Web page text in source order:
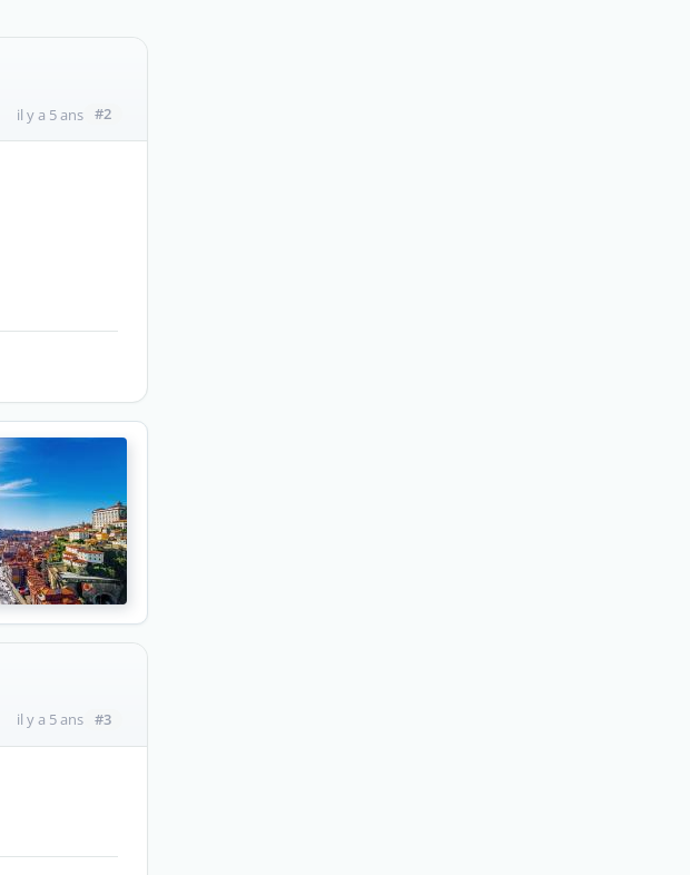
il y a 5 ans #2
il y a 5 ans #3